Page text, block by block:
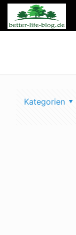
Kategorien